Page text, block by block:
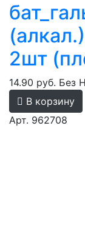
2шт
14.90 руб. Без
В корзину
Арт. 962708